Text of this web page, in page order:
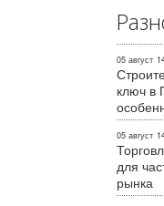
05 август
ключ в
05 август
для
рынка